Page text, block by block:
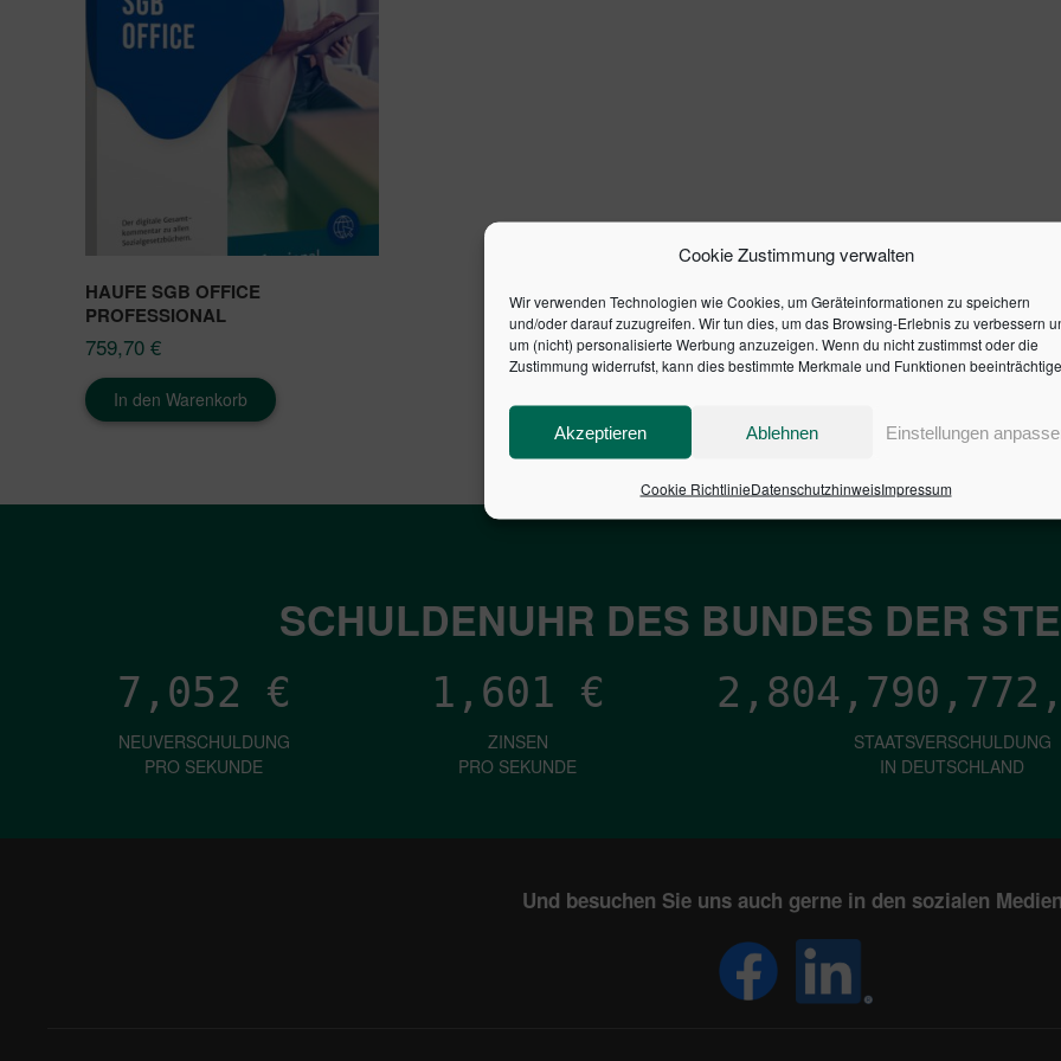
Cookie Zustimmung verwalten
Wir verwenden Technologien wie Cookies, um Geräteinformationen zu speichern
und/oder darauf zuzugreifen. Wir tun dies, um das Browsing-Erlebnis zu verbessern
um (nicht) personalisierte Werbung anzuzeigen. Wenn du nicht zustimmst oder die
Zustimmung widerrufst, kann dies bestimmte Merkmale und Funktionen
Akzeptieren Ablehnen Einstellungen
Cookie RichtlinieDatenschutzhinweisImpressum
HAUFE SGB OFFICE
PROFESSIONAL
759,70 €
In den Warenkorb
SCHULDENUHR DES BUNDES DER
7,052 €
NEUVERSCHULDUNG
PRO SEKUNDE
1,601 €
ZINSEN
PRO SEKUNDE
STAATSVERSCHULDUNG
IN DEUTSCHLAND
Und besuchen Sie uns auch gerne in den sozialen